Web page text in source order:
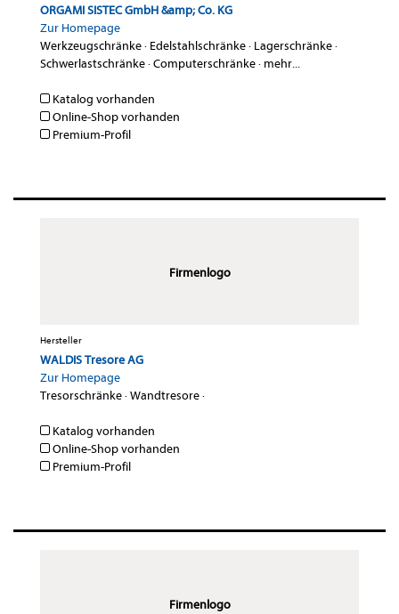
ORGAMI SISTEC GmbH &amp; Co. KG
Zur Homepage
Werkzeugschränke· Edelstahlschränke· Lagerschränke·
Schwerlastschränke·Computerschränke· mehr...
Katalog vorhanden
Online-Shop vorhanden
Premium-Profil
Firmenlogo
Hersteller
WALDIS Tresore AG
Zur Homepage
Tresorschränke·Wandtresore·
Katalog vorhanden
Online-Shop vorhanden
Premium-Profil
Firmenlogo